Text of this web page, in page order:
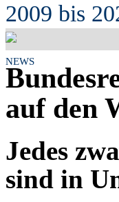
2009 bis
NEWS
auf den
Jedes
sind in